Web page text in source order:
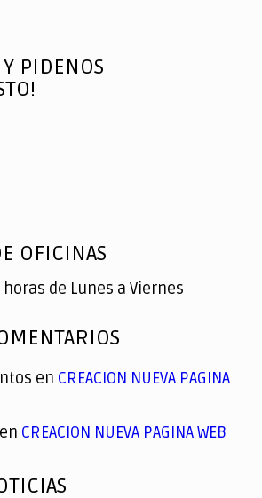
PIDENOS
OFICINAS
horas de Lunes a Viernes
en CREACION NUEVA PAGINA
en CREACION NUEVA PAGINA WEB